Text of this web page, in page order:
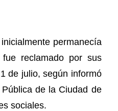
permanecía
reclamado por sus
de julio, según informó
de la Ciudad de
sociales.